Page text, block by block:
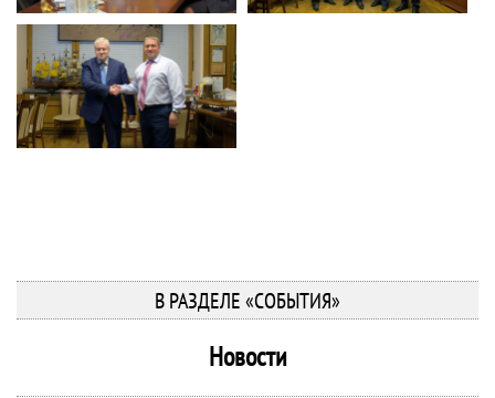
В РАЗДЕЛЕ «СОБЫТИЯ»
Новости